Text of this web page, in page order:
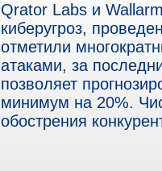
Qrator Labs и
киберугроз,
отметили
атаками, за
позволяет
минимум на 20%.
обострения